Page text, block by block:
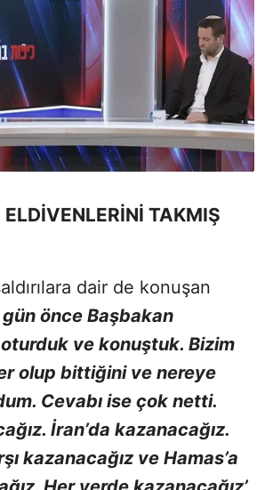
TAKMIŞ
dair de konuşan
önce Başbakan
ve konuştuk. Bizim
olup bittiğini ve nereye
Cevabı ise çok netti.
İran’da kazanacağız.
kazanacağız ve Hamas’a